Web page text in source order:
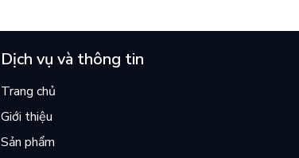
Dịch vụ và thông tin
Trang chủ
Giới thiệu
Sản phẩm